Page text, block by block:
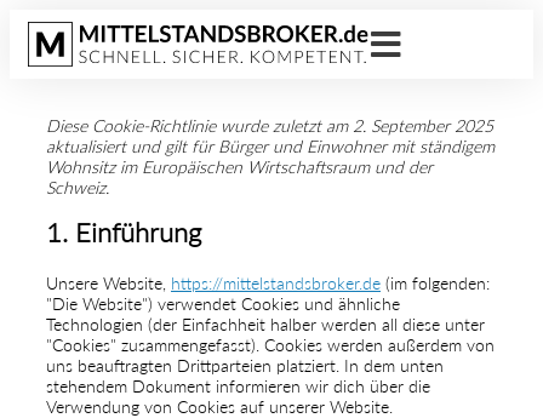
Diese Cookie-Richtlinie wurde zuletzt am 2. September 2025
aktualisiert und gilt für Bürger und Einwohner mit ständigem
Wohnsitz im Europäischen Wirtschaftsraum und der
Schweiz.
1. Einführung
Unsere Website, https://mittelstandsbroker.de (im folgenden:
"Die Website") verwendet Cookies und ähnliche
Technologien (der Einfachheit halber werden all diese unter
"Cookies" zusammengefasst). Cookies werden außerdem von
uns beauftragten Drittparteien platziert. In dem unten
stehendem Dokument informieren wir dich über die
Verwendung von Cookies auf unserer Website.